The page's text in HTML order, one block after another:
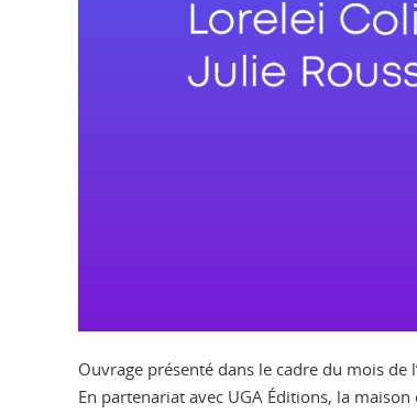
Ouvrage présenté dans le cadre du mois de
En partenariat avec UGA Éditions, la